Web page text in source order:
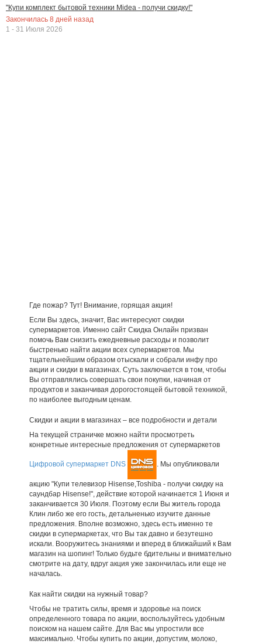
"Купи комплект бытовой техники Midea - получи скидку!"
Закончилась 8 дней назад
1 - 31 Июля 2026
Где пожар? Тут! Внимание, горящая акция!
Если Вы здесь, значит, Вас интересуют скидки
супермаркетов. Именно сайт Скидка Онлайн призван
помочь Вам снизить ежедневные расходы и позволит
быстренько найти акции всех супермаркетов. Мы
тщательнейшим образом отыскали и собрали инфу про
акции и скидки в магазинах. Суть заключается в том, чтобы
Вы отправлялись совершать свои покупки, начиная от
продуктов и заканчивая дорогостоящей бытовой техникой,
по наиболее выгодным ценам.
Скидки и акции в магазинах – все подробности и детали
На текущей страничке можно найти просмотреть
конкретные интересные предложения от супермаркетов
Цифровой супермаркет DNS . Мы опубликовали
акцию "Купи телевизор Hisense,Toshiba - получи скидку на
саундбар Hisense!", действие которой начинается 1 Июня и
заканчивается 30 Июля. Поэтому если Вы житель города
Клин либо же его гость, детальненько изучите данные
предложения. Вполне возможно, здесь есть именно те
скидки в супермаркетах, что Вы так давно и безутешно
искали. Вооружитесь знаниями и вперед в ближайший к Вам
магазин на шопинг! Только будьте бдительны и внимательно
смотрите на дату, вдруг акция уже закончилась или еще не
началась.
Как найти скидки на нужный товар?
Чтобы не тратить силы, время и здоровье на поиск
определенного товара по акции, воспользуйтесь удобным
поиском на нашем сайте. Для Вас мы упростили все
максимально. Чтобы купить по акции, допустим, молоко,